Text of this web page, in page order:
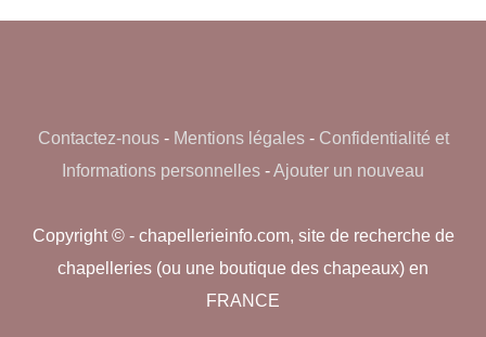
Contactez-nous- Mentions légales- Confidentialité et
Informations personnelles -Ajouter un nouveau
Copyright © - chapellerieinfo.com, site de recherche de
chapelleries (ou une boutique des chapeaux) en
FRANCE